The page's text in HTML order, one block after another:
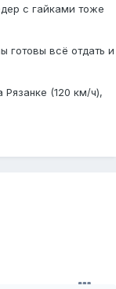
с гайками тоже
готовы всё отдать и
Рязанке (120 км/ч),